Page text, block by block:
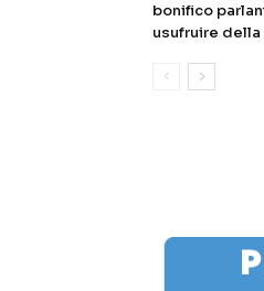
bonifico
usufruire